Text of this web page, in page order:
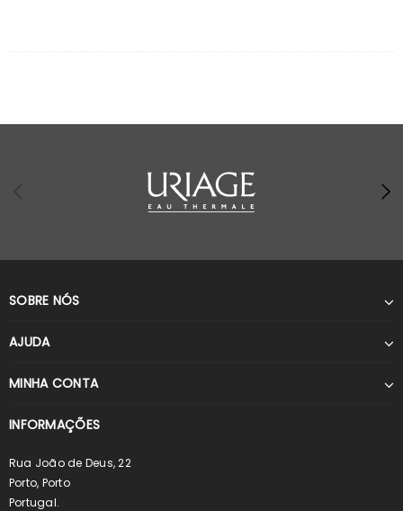
SOBRE NÓS
AJUDA
MINHA CONTA
INFORMAÇÕES
Rua João de Deus, 22
Porto, Porto
Portugal.